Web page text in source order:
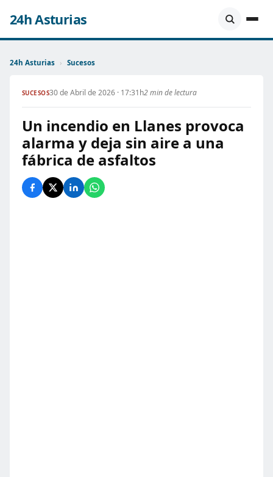
24h Asturias
24h Asturias › Sucesos
SUCESOS30 de Abril de 2026 · 17:31h2 min de lectura
Un incendio en Llanes provoca
alarma y deja sin aire a una
fábrica de asfaltos